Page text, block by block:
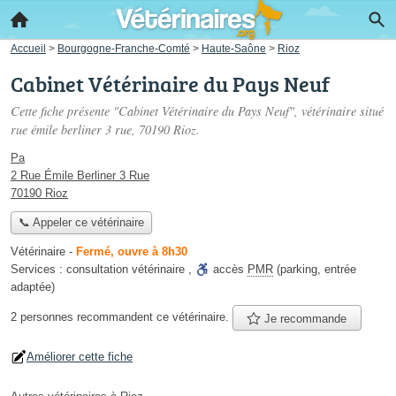
Accueil > Bourgogne-Franche-Comté > Haute-Saône > Rioz
Cabinet Vétérinaire du Pays Neuf
Cette fiche présente "Cabinet Vétérinaire du Pays Neuf", vétérinaire situé
rue émile berliner 3 rue, 70190 Rioz.
Pa
2 Rue Émile Berliner 3 Rue
70190 Rioz
📞 Appeler ce vétérinaire
Vétérinaire - Fermé, ouvre à 8h30
Services : consultation vétérinaire , accès PMR (parking, entrée
adaptée)
2 personnes recommandent ce vétérinaire. Je recommande
Améliorer cette fiche